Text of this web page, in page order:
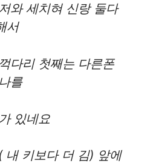
와 세치혀 신랑 둘다
서
다리 첫째는 다른폰
를
있네요
내 키보다 더 김) 앞에